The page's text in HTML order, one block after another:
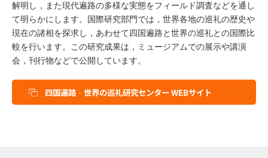
解明し，また現代遍路の多様な実態をフィールド調査などを通し
て明らかにします。国際研究部門では，世界各地の巡礼の歴史や
現在の諸相を探求し，あわせて四国遍路と世界の巡礼との国際比
較を行います。この研究成果は，ミュージアムでの展示や講演
会，刊行物などで公開しています。
四国遍路・世界の巡礼研究センター WEBサイト